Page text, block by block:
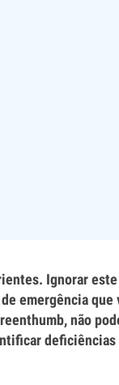
Ignorar
emergência que
não
deficiências